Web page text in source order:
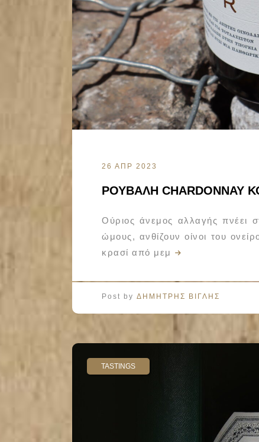
26 ΑΠΡ 2023
ΡΟΥΒΑΛΗ CHARDONNAY
Ούριος άνεμος αλλαγής πνέει
ώμους, ανθίζουν οίνοι του
κρασί από μεμ
Post by ΔΗΜΗΤΡΗΣ ΒΙΓΛΗΣ
TASTINGS